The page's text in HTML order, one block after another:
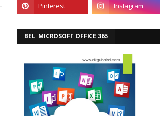
BELI MICROSOFT OFFICE 365